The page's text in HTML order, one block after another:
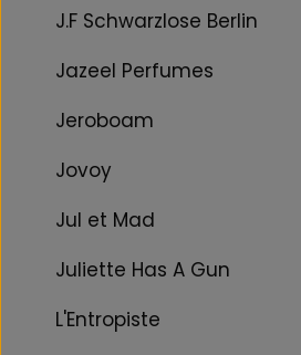
J.F Schwarzlose Berlin
Jazeel Perfumes
Jeroboam
Jovoy
Jul et Mad
Juliette Has A Gun
L'Entropiste